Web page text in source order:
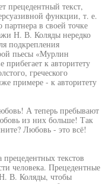
прецедентный текст,
функции, т. е.
в своей точке
Н. В. Коляды нередко
подкрепления
пьесы «Мурлин
к авторитету
греческого
примере - к авторитету
А теперь пребывают
из них больше! Так
Любовь - это всё!
текстов
человека. Прецедентные
Н. В. Коляды, чтобы